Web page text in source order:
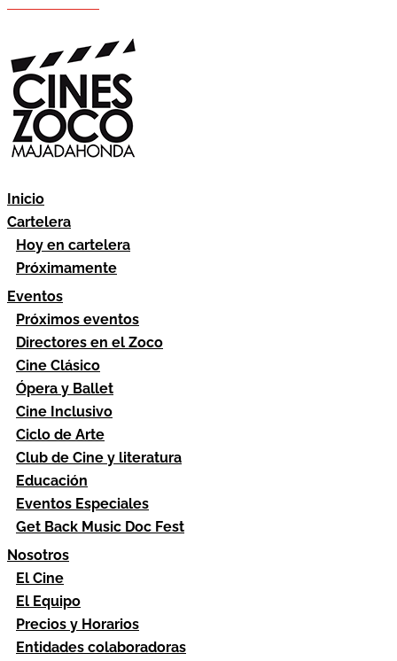
Inicio
Cartelera
Hoy en cartelera
Próximamente
Eventos
Próximos eventos
Directores en el Zoco
Cine Clásico
Ópera y Ballet
Cine Inclusivo
Ciclo de Arte
Club de Cine y literatura
Educación
Eventos Especiales
Get Back Music Doc Fest
Nosotros
El Cine
El Equipo
Precios y Horarios
Entidades colaboradoras